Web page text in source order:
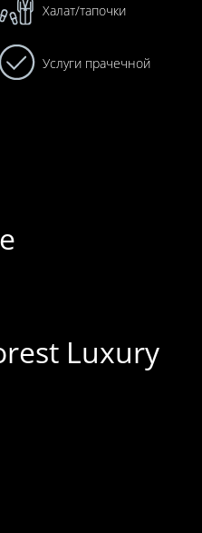
Халат/тапочки
Услуги прачечной
Luxury